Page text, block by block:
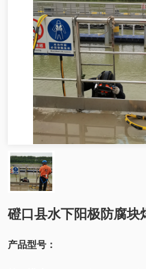
磴口县水下阳极防腐块
产品型号：